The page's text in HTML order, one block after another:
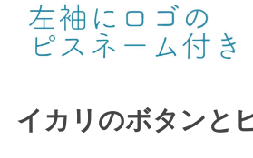
イカリのボタンと